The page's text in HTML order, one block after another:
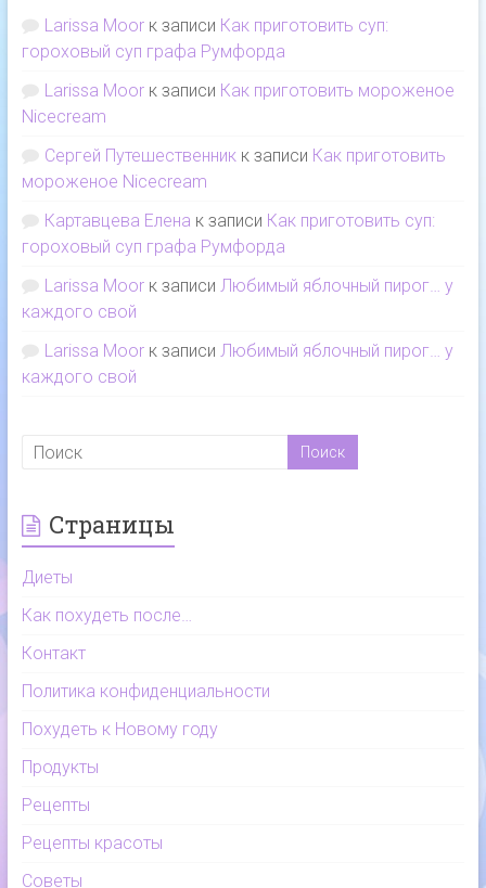
Larissa Moorк записи Как приготовить суп:
гороховый суп графа Румфорда
Larissa Moorк записи Как приготовить мороженое
Nicecream
Сергей Путешественникк записи Как приготовить
мороженое Nicecream
Картавцева Елена к записи Как приготовить суп:
гороховый суп графа Румфорда
Larissa Moorк записи Любимый яблочный пирог… у
каждого свой
Larissa Moorк записи Любимый яблочный пирог… у
каждого свой
Страницы
Диеты
Как похудеть после…
Контакт
Политика конфиденциальности
Похудеть к Новому году
Продукты
Рецепты
Рецепты красоты
Советы